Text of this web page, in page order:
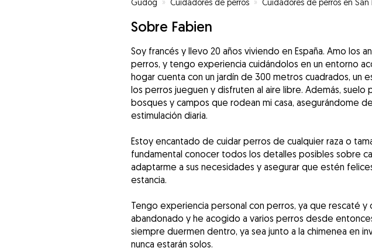
Gudog » Cuidadores de perros » Cuidadores de perros en
Sobre Fabien
Soy francés y llevo 20 años viviendo en España. Amo los
perros, y tengo experiencia cuidándolos en un entorno
hogar cuenta con un jardín de 300 metros cuadrados, un
los perros jueguen y disfruten al aire libre. Además, suelo
bosques y campos que rodean mi casa, asegurándome
estimulación diaria.
Estoy encantado de cuidar perros de cualquier raza o
fundamental conocer todos los detalles posibles sobre
adaptarme a sus necesidades y asegurar que estén
estancia.
Tengo experiencia personal con perros, ya que rescaté y
abandonado y he acogido a varios perros desde
siempre duermen dentro, ya sea junto a la chimenea en
nunca estarán solos.